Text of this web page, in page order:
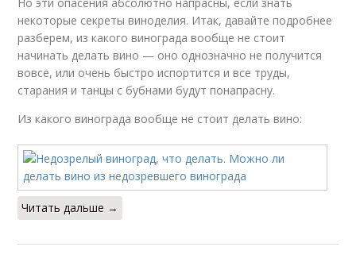
некоторые секреты виноделия. Итак, давайте подробнее
разберем, из какого винограда вообще не стоит
начинать делать вино — оно однозначно не получится
вовсе, или очень быстро испортится и все труды,
старания и танцы с бубнами будут понапрасну.
Из какого винограда вообще не стоит делать вино:
Читать дальше →